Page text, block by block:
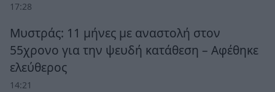
17:28
Μυστράς: 11 μήνες με αναστολή στον
55χρονο για την ψευδή κατάθεση – Αφέθηκε
ελεύθερος
14:21